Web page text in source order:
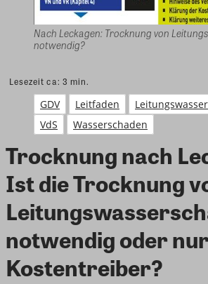
Nach Leckagen: Trocknung von
notwendig?
Lesezeit ca: 3 min.
GDV Leitfaden
VdS
Wasserschaden
Trocknung nach
Ist die Trocknung
notwendig oder
Kostentreiber?